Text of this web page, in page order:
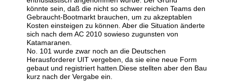
könnte sein, daß die nicht so schwer reichen Teams den
Gebraucht-Bootmarkt brauchen, um zu akzeptablen
Kosten einsteigen zu können. Aber die Situation änderte
sich nach dem AC 2010 sowieso zugunsten von
Katamaranen.
No. 101 wurde zwar noch an die Deutschen
Herausforderer UIT vergeben, da sie eine neue Form
gebaut und registriert hatten.Diese stellten aber den Bau
kurz nach der Vergabe ein.